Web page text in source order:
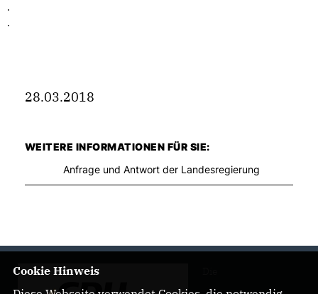
.
.
28.03.2018
WEITERE INFORMATIONEN FÜR SIE:
Anfrage und Antwort der Landesregierung
Cookie Hinweis